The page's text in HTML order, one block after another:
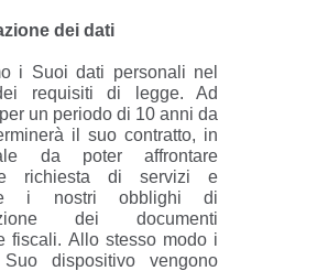
dei dati
i Suoi dati personali nel
requisiti di legge. Ad
un periodo di 10 anni da
il suo contratto, in
da poter affrontare
richiesta di servizi e
i nostri obblighi di
dei documenti
fiscali. Allo stesso modo i
dispositivo vengono